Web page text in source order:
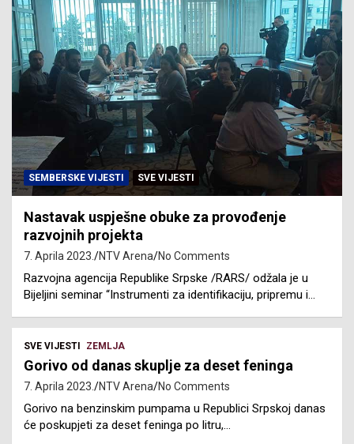
SEMBERSKE VIJESTI SVE VIJESTI
Nastavak uspješne obuke za provođenje
razvojnih projekta
7. Aprila 2023. NTV Arena No Comments
Razvojna agencija Republike Srpske /RARS/ odžala je u
Bijeljini seminar “Instrumenti za identifikaciju, pripremu i…
SVE VIJESTI ZEMLJA
Gorivo od danas skuplje za deset feninga
7. Aprila 2023. NTV Arena No Comments
Gorivo na benzinskim pumpama u Republici Srpskoj danas
će poskupjeti za deset feninga po litru,…